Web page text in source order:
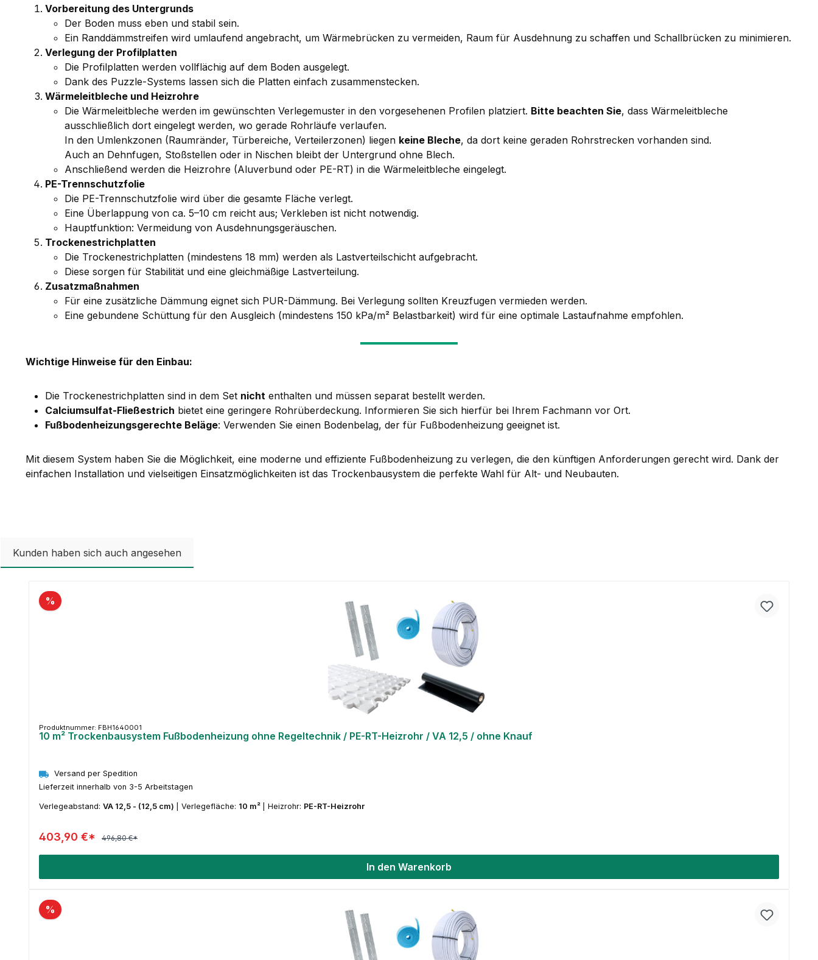
Vorbereitung des Untergrunds
Der Boden muss eben und stabil sein.
Ein Randdämmstreifen wird umlaufend angebracht, um Wärmebrücken zu vermeiden, Raum für Ausdehnung zu schaffen und Schallbrücken zu minimieren.
Verlegung der Profilplatten
Die Profilplatten werden vollflächig auf dem Boden ausgelegt.
Dank des Puzzle-Systems lassen sich die Platten einfach zusammenstecken.
Wärmeleitbleche und Heizrohre
Die Wärmeleitbleche werden im gewünschten Verlegemuster in den vorgesehenen Profilen platziert. Bitte beachten Sie, dass Wärmeleitbleche
ausschließlich dort eingelegt werden, wo gerade Rohrläufe verlaufen.
In den Umlenkzonen (Raumränder, Türbereiche, Verteilerzonen) liegen keine Bleche, da dort keine geraden Rohrstrecken vorhanden sind.
Auch an Dehnfugen, Stoßstellen oder in Nischen bleibt der Untergrund ohne Blech.
Anschließend werden die Heizrohre (Aluverbund oder PE-RT) in die Wärmeleitbleche eingelegt.
PE-Trennschutzfolie
Die PE-Trennschutzfolie wird über die gesamte Fläche verlegt.
Eine Überlappung von ca. 5–10 cm reicht aus; Verkleben ist nicht notwendig.
Hauptfunktion: Vermeidung von Ausdehnungsgeräuschen.
Trockenestrichplatten
Die Trockenestrichplatten (mindestens 18 mm) werden als Lastverteilschicht aufgebracht.
Diese sorgen für Stabilität und eine gleichmäßige Lastverteilung.
Zusatzmaßnahmen
Für eine zusätzliche Dämmung eignet sich PUR-Dämmung. Bei Verlegung sollten Kreuzfugen vermieden werden.
Eine gebundene Schüttung für den Ausgleich (mindestens 150 kPa/m² Belastbarkeit) wird für eine optimale Lastaufnahme empfohlen.
Wichtige Hinweise für den Einbau:
Die Trockenestrichplatten sind in dem Set nicht enthalten und müssen separat bestellt werden.
Calciumsulfat-Fließestrich bietet eine geringere Rohrüberdeckung. Informieren Sie sich hierfür bei Ihrem Fachmann vor Ort.
Fußbodenheizungsgerechte Beläge: Verwenden Sie einen Bodenbelag, der für Fußbodenheizung geeignet ist.
Mit diesem System haben Sie die Möglichkeit, eine moderne und effiziente Fußbodenheizung zu verlegen, die den künftigen Anforderungen gerecht wird. Dank der
einfachen Installation und vielseitigen Einsatzmöglichkeiten ist das Trockenbausystem die perfekte Wahl für Alt- und Neubauten.
Kunden haben sich auch angesehen
%
Produktnummer: FBH1640001
10 m² Trockenbausystem Fußbodenheizung ohne Regeltechnik / PE-RT-Heizrohr / VA 12,5 / ohne Knauf
Versand per Spedition
Lieferzeit innerhalb von 3-5 Arbeitstagen
Verlegeabstand: VA 12,5 - (12,5 cm) Verlegefläche: 10 m² Heizrohr: PE-RT-Heizrohr
403,90 €* 496,80 €*
In den Warenkorb
%